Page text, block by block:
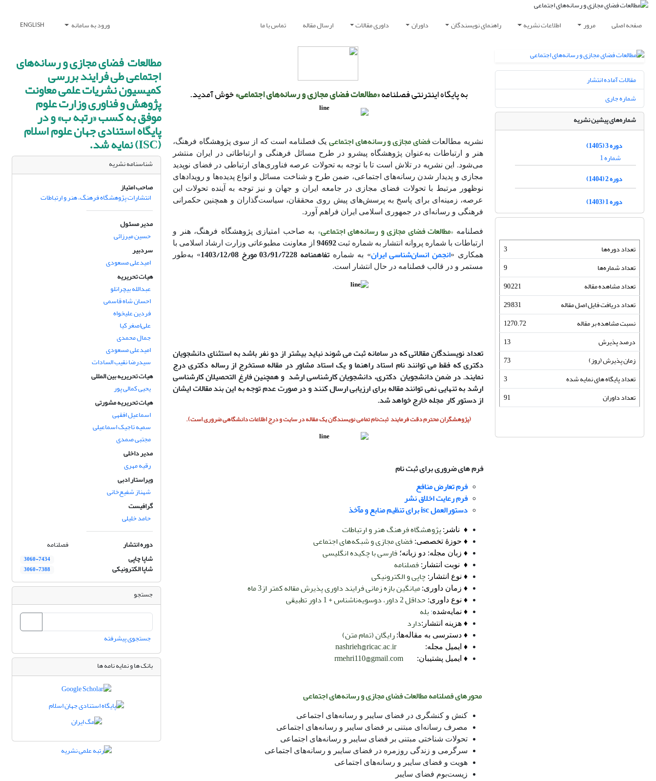
صفحه اصلی مرور اطلاعات نشریه راهنمای نویسندگان داوران داوری مقالات ارسال مقاله تماس با ما ورود به سامانه ENGLISH
مقالات آماده انتشار
شماره جاری
شماره‌های پیشین نشریه
دوره 3 (1405)
شماره 1
دوره 2 (1404)
دوره 1 (1403)
تعداد دوره‌ها
3
تعداد شماره‌ها
9
تعداد مشاهده مقاله
90,221
تعداد دریافت فایل اصل مقاله
29,831
نسبت مشاهده بر مقاله
1270.72
درصد پذیرش
13
زمان پذیرش (روز)
73
تعداد پایگاه های نمایه شده
3
تعداد داوران
91
به پایگاه اینترنتی فصلنامه«مطالعات فضای مجازی و رسانه‌های اجتماعی»خوش آمدید.
نشریه مطالعاتفضای مجازی و رسانه‌های اجتماعییک فصلنامه است که از سوی پژوهشگاه فرهنگ،
هنر و ارتباطات به‌عنوان پژوهشگاه پیشرو در طرح مسائل فرهنگی و ارتباطاتی در ایران منتشر
می‌شود. این نشریه در تلاش است تا با توجه به تحولات عرصه فناوری‌های ارتباطی در فضای نوپدید
مجازی و پدیدار شدن رسانه‌های اجتماعی، ضمن طرح و شناخت مسائل و انواع پدیده‌ها و رویدادهای
نوظهور مرتبط با تحولات فضای مجازی در جامعه ایران و جهان و نیز توجه به آینده تحولات این
عرصه، زمینه‌ای برای پاسخ به پرسش‌های پیش روی محققان، سیاست‌گذاران و همچنین حکمرانی
فرهنگی و رسانه‌ای در جمهوری اسلامی ایران فراهم آورد.
فصلنامه «مطالعات فضای مجازی و رسانه‌های اجتماعی» به صاحب امتیازی پژوهشگاه فرهنگ، هنر و
ارتباطات با شماره پروانه انتشار به شماره ثبت
از معاونت مطبوعاتی وزارت ارشاد اسلامی با
همکاری «انجمن انسان‌شناسی ایران» به شماره تفاهمنامه 03/91/7228 مورخ 1403/12/08
» به‌طور
مستمر و در قالب فصلنامه در حال انتشار است.
تعداد نویسندگان مقالاتی که در سامانه ثبت می شوند نباید بیشتر از دو نفر باشد به استثنای دانشجویان
دکتری که فقط می توانند نام استاد راهنما و یک استاد مشاور در مقاله مستخرج از رساله دکتری درج
نمایند. در ضمن دانشجویان دکتری، دانشجویان کارشناسی ارشد و همچنین فارغ التحصیلان کارشناسی
ارشد به تنهایی نمی توانند مقاله برای ارزیابی ارسال کنند و در صورت عدم توجه به این بند مقالات ایشان
از دستور کار مجله خارج خواهد شد.
(پژوهشگران محترم دقت فرمایند ثبت‌نام تمامی نویسندگان یک مقاله در سایت و درج اطلاعات دانشگاهی ضروری است).
فرم های ضروری برای ثبت نام
فرم تعارض منافع
فرم رعایت اخلاق نشر
دستورالعمل isc برای تنظیم منابع و مآخذ
♦ ناشر: پژوهشگاه فرهنگ هنر و ارتباطات
♦ حوزۀ تخصصی: فضای مجازی و شبکه‌های اجتماعی
♦ زبان مجله: دو زبانه؛ فارسی با چکیده انگلیسی
♦ نوبت انتشار: فصلنامه
♦ نوع انتشار: چاپی و الکترونیکی
♦ زمان داوری: میانگین بازه زمانی فرایند داوری پذیرش مقاله کمتر از3 ماه
♦ نوع داوری: حداقل 2 داور، دوسویه‌ناشناس + 1 داور تطبیقی
♦ نمایه‌شده:بله
♦ هزینه انتشار:دارد
♦ دسترسی به مقاله‌ها: رایگان (تمام متن)
♦ ایمیل مجله: nashrieh@ricac.ac.ir
♦ ایمیل پشتیبان: rmehri110@gmail.com
محورهای فصلنامه مطالعات فضای مجازی و رسانه‌های اجتماعی
کنش و کنشگری در فضای سایبر و رسانه‌های اجتماعی
مصرف رسانه‌ای مبتنی بر فضای سایبر و رسانه‌های اجتماعی
تحولات شناختی مبتنی بر فضای سایبر و رسانه‌های اجتماعی
سرگرمی و زندگی روزمره در فضای سایبر و رسانه‌های اجتماعی
هویت و فضای سایبر و رسانه‌های اجتماعی
زیست‌بوم فضای سایبر
مطالعات فضای مجازی و رسانه‌های
اجتماعی طی فرایند بررسی
کمیسیون نشریات علمی معاونت
پژوهش و فناوری وزارت علوم
موفق به کسب «رتبه ب» و در
پایگاه استنادی جهان علوم اسلام
(ISC) نمایه شد.
شناسنامه نشریه
صاحب امتیاز
انتشارات پژوهشگاه فرهنگ، هنر و ارتباطات
مدیر مسئول
حسین میرزائی
سردبیر
امیدعلی مسعودی
هیات تحریریه
عبدالله بیچرانلو
احسان شاه قاسمی
فردین علیخواه
علی‌اصغر کیا
جمال محمدی
امیدعلی مسعودی
سیدرضا نقیب السادات
هیات تحریریه بین المللی
یحیی کمالی پور
هیات تحریریه مشورتی
اسماعیل افقهی
سمیه تاجیک اسماعیلی
مجتبی صمدی
مدیر داخلی
رقیه مهری
ویراستار ادبی
شهناز شفیع‌خانی
گرافیست
حامد خلیلی
دوره انتشار
فصلنامه
شاپا چاپی
3060-7434
شاپا الکترونیکی 3060-7388
جستجو
جستجوی پیشرفته
بانک ها و نمایه نامه ها